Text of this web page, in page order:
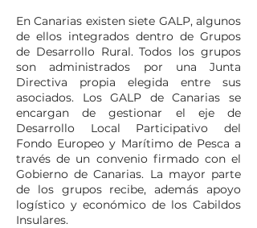
En Canarias existen siete GALP, algunos
de ellos integrados dentro de Grupos
de Desarrollo Rural. Todos los grupos
son administrados por una Junta
Directiva propia elegida entre sus
asociados. Los GALP de Canarias se
encargan de gestionar el eje de
Desarrollo Local Participativo del
Fondo Europeo y Marítimo de Pesca a
través de un convenio firmado con el
Gobierno de Canarias. La mayor parte
de los grupos recibe, además apoyo
logístico y económico de los Cabildos
Insulares.